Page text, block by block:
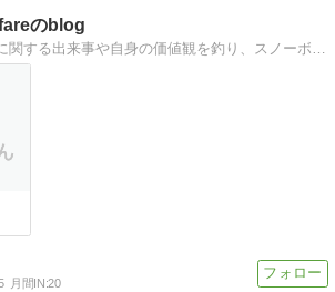
のblog
海や山など自然に関する出来事や自身の価値観を釣り、スノーボード、仕事などを通して仙台から発信するブログです。
月間IN:20